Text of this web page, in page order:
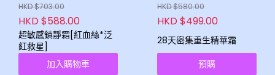
HKD $703.00
HKD $588.00
超敏感鎮靜霜[紅血絲*泛
紅救星]
加入購物車
HKD $580.00
HKD $499.00
28天密集重生精華霜
預購